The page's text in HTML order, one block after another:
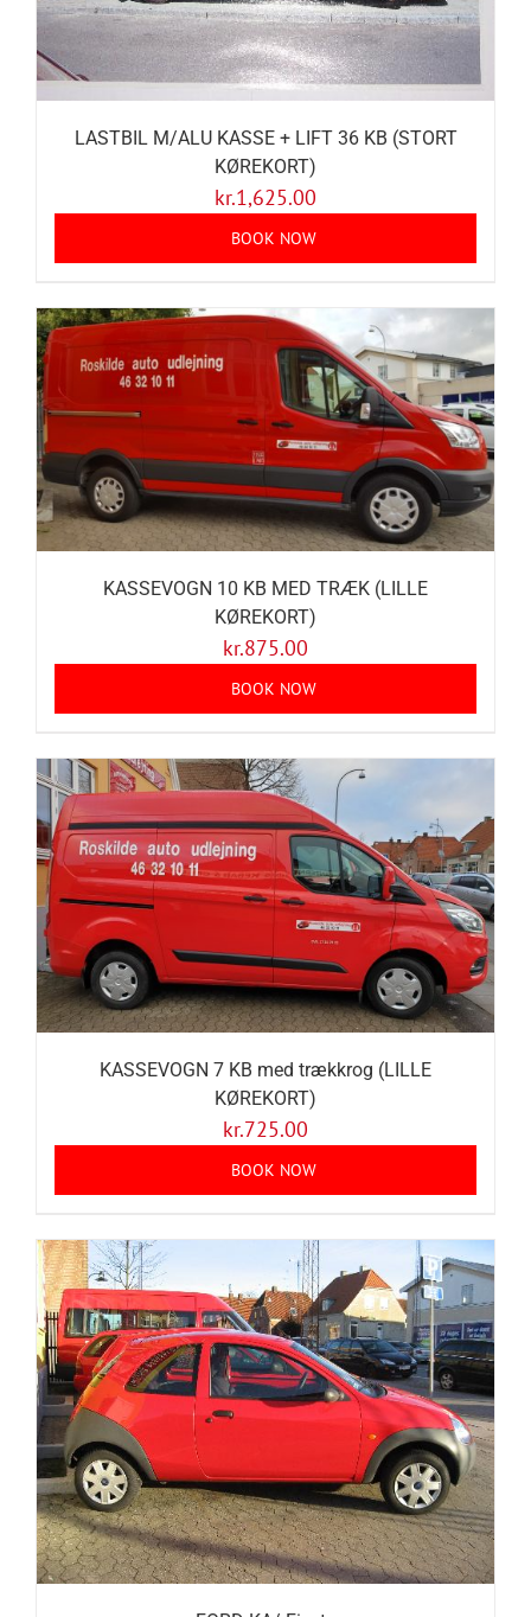
LASTBIL M/ALU KASSE + LIFT 36 KB (STORT
KØREKORT)
kr.1,625.00
BOOK NOW
KASSEVOGN 10 KB MED TRÆK (LILLE
KØREKORT)
kr.875.00
BOOK NOW
KASSEVOGN 7 KB med trækkrog (LILLE
KØREKORT)
kr.725.00
BOOK NOW